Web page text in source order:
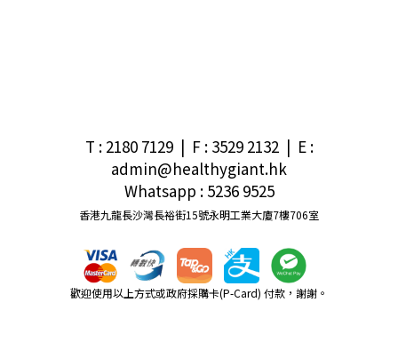
T : 2180 7129 | F : 3529 2132| E:
admin@healthygiant.hk
Whatsapp : 5236 9525
香港九龍長沙灣長裕街15號永明工業大廈7樓706室
歡迎使用以上方式或政府採購卡(P-Card) 付款，謝謝。